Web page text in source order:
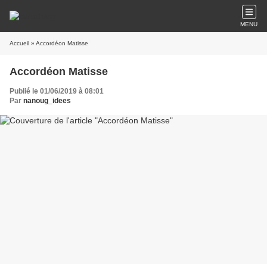
MENU
Accueil » Accordéon Matisse
Accordéon Matisse
Publié le 01/06/2019 à 08:01
Par nanoug_idees